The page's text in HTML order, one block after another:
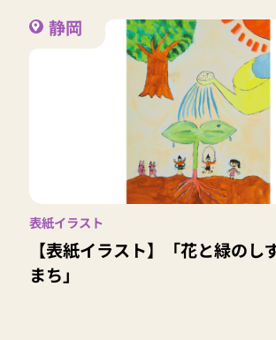
静岡
表紙イラスト
【表紙イラスト】「花と緑のし
まち」